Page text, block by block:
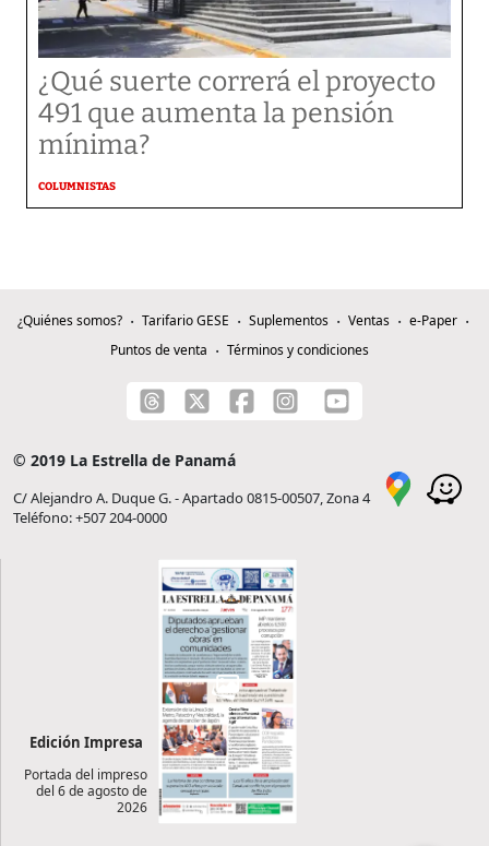
¿Qué suerte correrá el proyecto
491 que aumenta la pensión
mínima?
COLUMNISTAS
¿Quiénes somos? Tarifario GESE Suplementos Ventas
e-Paper
Puntos de venta
Términos y condiciones
© 2019 La Estrella de Panamá
C/ Alejandro A. Duque G. - Apartado 0815-00507, Zona 4
Teléfono: +507 204-0000
Edición Impresa
Portada del impreso
del 6 de agosto de
2026